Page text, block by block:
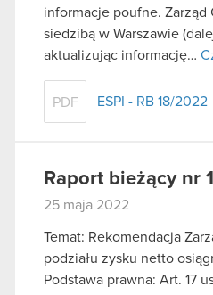
informacje poufne. Zarząd
siedzibą w Warszawie
aktualizując informację…
PDF ESPI - RB 18/2022
Raport bieżący nr
25 maja 2022
Temat: Rekomendacja
podziału zysku netto
Podstawa prawna: Art. 17